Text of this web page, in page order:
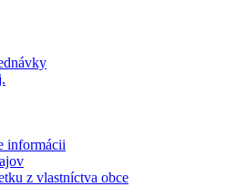
informácii
z vlastníctva obce